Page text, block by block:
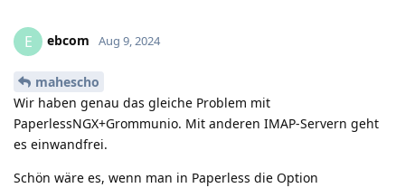
E ebcom Aug 9, 2024
mahescho
Wir haben genau das gleiche Problem mit
PaperlessNGX+Grommunio. Mit anderen IMAP-Servern geht
es einwandfrei.
Schön wäre es, wenn man in Paperless die Option